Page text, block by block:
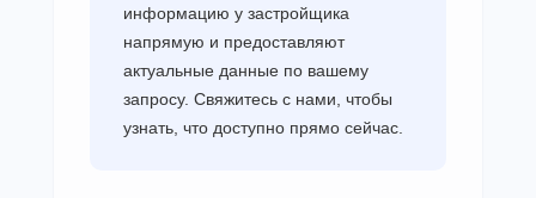
информацию у застройщика
напрямую и предоставляют
актуальные данные по вашему
запросу. Свяжитесь с нами, чтобы
узнать, что доступно прямо сейчас.